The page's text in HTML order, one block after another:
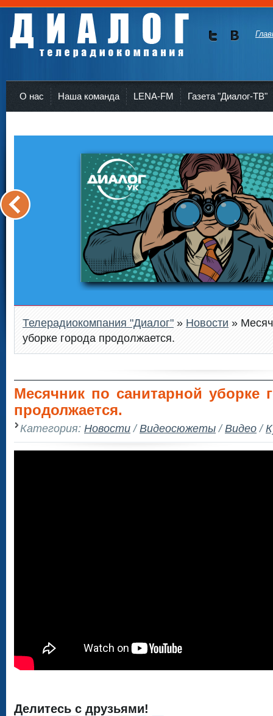
О нас Наша команда LENA-FM Газета "Диалог-ТВ"
Телерадиокомпания "Диалог" » Новости »
уборке города продолжается.
Месячник по санитарной уборке
продолжается.
Категория: Новости/Видеосюжеты/Видео/
Делитесь с друзьями!